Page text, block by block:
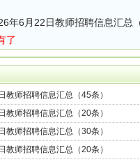
年6月22日教师招聘信息汇总
了
教师招聘信息汇总（45条）
教师招聘信息汇总（20条）
教师招聘信息汇总（30条）
教师招聘信息汇总（20条）